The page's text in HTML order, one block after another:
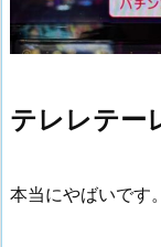
テレレテー
本当にやばいです。